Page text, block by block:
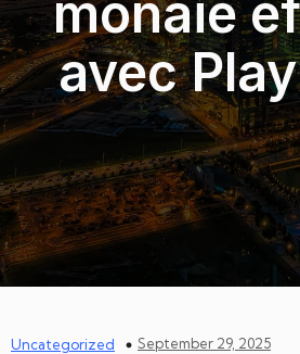
monaie
avec
Uncategorized September 29, 2025